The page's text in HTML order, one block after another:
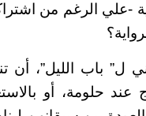
-علي الرغم من
ل” باب الليل”،
عند حلومة، أو